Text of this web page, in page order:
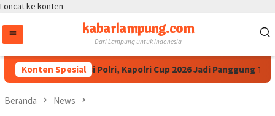
Loncat ke konten
kabarlampung.com
Dari Lampung untuk Indonesia
Konten Spesial
IESPA Apresiasi Polri, Kapolri Cup 2026 Jadi Panggung
Beranda News